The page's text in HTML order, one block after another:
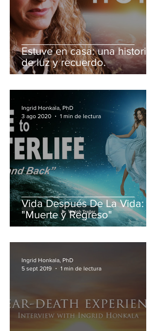
Estuve en casa: una historia
de luz y recuerdo.
Vida Después De La Vida:
"Muerte y Regreso"
Ingrid Honkala, PhD
3 ago 2020
1 min de lectura
Ingrid Honkala, PhD
5 sept 2019
1 min de lectura